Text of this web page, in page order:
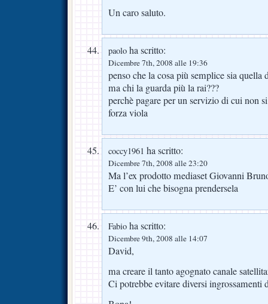
Un caro saluto.
paolo ha scritto:
Dicembre 7th, 2008 alle 19:36
penso che la cosa più semplice sia quella
ma chi la guarda più la rai???
perchè pagare per un servizio di cui non
forza viola
coccy1961 ha scritto:
Dicembre 7th, 2008 alle 23:20
Ma l’ex prodotto mediaset Giovanni
E’ con lui che bisogna prendersela
Fabio ha scritto:
Dicembre 9th, 2008 alle 14:07
David,
ma creare il tanto agognato canale
Ci potrebbe evitare diversi ingrossamenti